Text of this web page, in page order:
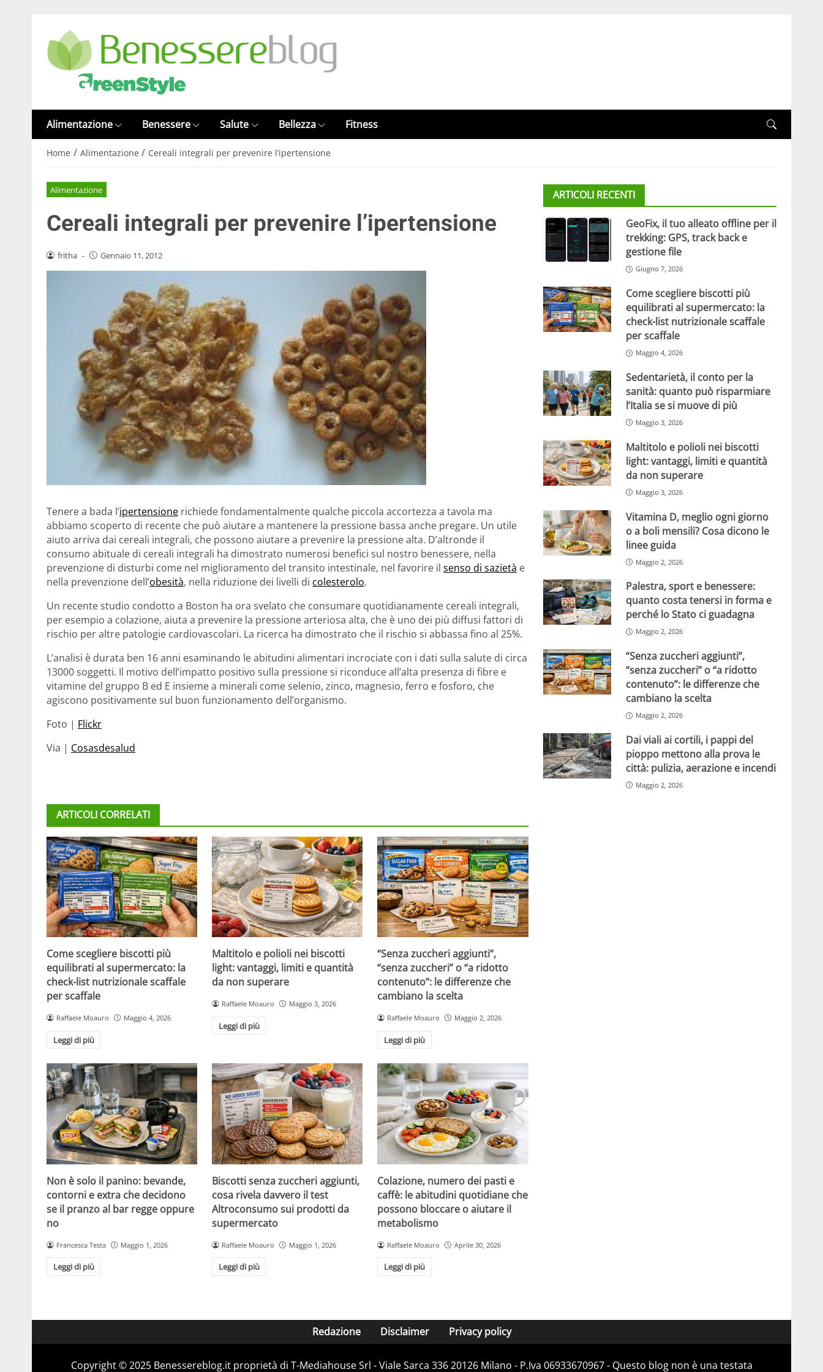
Alimentazione Benessere Salute Bellezza Fitness
Home / Alimentazione / Cereali integrali per prevenire l’ipertensione
Alimentazione
Cereali integrali per prevenire l’ipertensione
fritha - Gennaio 11, 2012
Tenere a bada l’ipertensione richiede fondamentalmente qualche piccola accortezza a tavola ma
abbiamo scoperto di recente che può aiutare a mantenere la pressione bassa anche pregare. Un utile
aiuto arriva dai cereali integrali, che possono aiutare a prevenire la pressione alta. D’altronde il
consumo abituale di cereali integrali ha dimostrato numerosi benefici sul nostro benessere, nella
prevenzione di disturbi come nel miglioramento del transito intestinale, nel favorire il senso di sazietà e
nella prevenzione dell’obesità, nella riduzione dei livelli di colesterolo.
Un recente studio condotto a Boston ha ora svelato che consumare quotidianamente cereali integrali,
per esempio a colazione, aiuta a prevenire la pressione arteriosa alta, che è uno dei più diffusi fattori di
rischio per altre patologie cardiovascolari. La ricerca ha dimostrato che il rischio si abbassa fino al 25%.
L’analisi è durata ben 16 anni esaminando le abitudini alimentari incrociate con i dati sulla salute di circa
13000 soggetti. Il motivo dell’impatto positivo sulla pressione si riconduce all’alta presenza di fibre e
vitamine del gruppo B ed E insieme a minerali come selenio, zinco, magnesio, ferro e fosforo, che
agiscono positivamente sul buon funzionamento dell’organismo.
Foto | Flickr
Via | Cosasdesalud
ARTICOLI CORRELATI
Come scegliere biscotti più
equilibrati al supermercato: la
check-list nutrizionale scaffale
per scaffale
Raffaele Moauro Maggio 4, 2026
Leggi di più
Maltitolo e polioli nei biscotti
light: vantaggi, limiti e quantità
da non superare
Raffaele Moauro Maggio 3, 2026
Leggi di più
“Senza zuccheri aggiunti”,
“senza zuccheri” o “a ridotto
contenuto”: le differenze che
cambiano la scelta
Raffaele Moauro Maggio 2, 2026
Leggi di più
Non è solo il panino: bevande,
contorni e extra che decidono
se il pranzo al bar regge oppure
no
Francesca Testa Maggio 1, 2026
Leggi di più
Biscotti senza zuccheri aggiunti,
cosa rivela davvero il test
Altroconsumo sui prodotti da
supermercato
Raffaele Moauro Maggio 1, 2026
Leggi di più
Colazione, numero dei pasti e
caffè: le abitudini quotidiane che
possono bloccare o aiutare il
metabolismo
Raffaele Moauro Aprile 30, 2026
Leggi di più
ARTICOLI RECENTI
GeoFix, il tuo alleato offline per il
trekking: GPS, track back e
gestione file
Giugno 7, 2026
Come scegliere biscotti più
equilibrati al supermercato: la
check-list nutrizionale scaffale
per scaffale
Maggio 4, 2026
Sedentarietà, il conto per la
sanità: quanto può risparmiare
l’Italia se si muove di più
Maggio 3, 2026
Maltitolo e polioli nei biscotti
light: vantaggi, limiti e quantità
da non superare
Maggio 3, 2026
Vitamina D, meglio ogni giorno
o a boli mensili? Cosa dicono le
linee guida
Maggio 2, 2026
Palestra, sport e benessere:
quanto costa tenersi in forma e
perché lo Stato ci guadagna
Maggio 2, 2026
“Senza zuccheri aggiunti”,
“senza zuccheri” o “a ridotto
contenuto”: le differenze che
cambiano la scelta
Maggio 2, 2026
Dai viali ai cortili, i pappi del
pioppo mettono alla prova le
città: pulizia, aerazione e incendi
Maggio 2, 2026
Redazione Disclaimer Privacy policy
Copyright © 2025 Benessereblog.it proprietà di T-Mediahouse Srl - Viale Sarca 336 20126 Milano - P.Iva 06933670967 - Questo blog non è una testata